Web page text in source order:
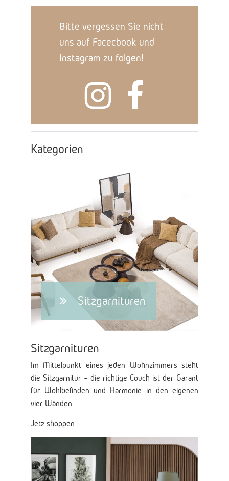
Bitte vergessen Sie nicht
uns auf Facecbook und
Instagram zu folgen!
Kategorien
Sitzgarnituren
Sitzgarnituren
Im Mittelpunkt eines jeden Wohnzimmers steht
die Sitzgarnitur – die richtige Couch ist der Garant
für Wohlbefinden und Harmonie in den eigenen
vier Wänden
Jetz shoppen